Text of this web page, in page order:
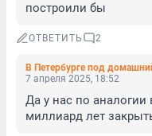
построили бы
ОТВЕТИТЬ 2
7 апреля 2025, 18:52
Да у нас по
миллиард лет